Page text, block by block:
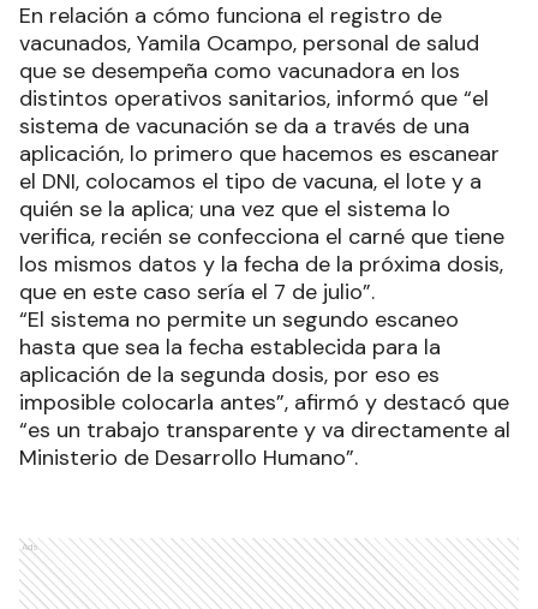
En relación a cómo funciona el registro de
vacunados, Yamila Ocampo, personal de salud
que se desempeña como vacunadora en los
distintos operativos sanitarios, informó que “el
sistema de vacunación se da a través de una
aplicación, lo primero que hacemos es escanear
el DNI, colocamos el tipo de vacuna, el lote y a
quién se la aplica; una vez que el sistema lo
verifica, recién se confecciona el carné que tiene
los mismos datos y la fecha de la próxima dosis,
que en este caso sería el 7 de julio”.
“El sistema no permite un segundo escaneo
hasta que sea la fecha establecida para la
aplicación de la segunda dosis, por eso es
imposible colocarla antes”, afirmó y destacó que
“es un trabajo transparente y va directamente al
Ministerio de Desarrollo Humano”.
Ads